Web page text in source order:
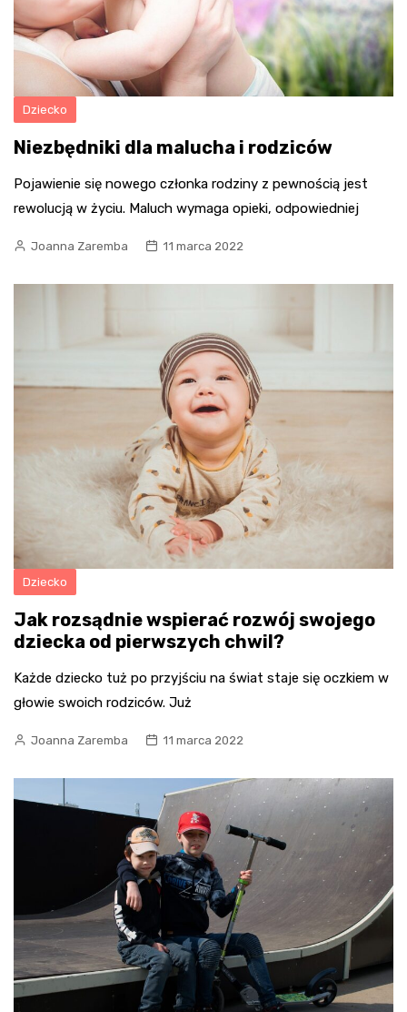
Dziecko
Niezbędniki dla malucha i rodziców
Pojawienie się nowego członka rodziny z pewnością jest
rewolucją w życiu. Maluch wymaga opieki, odpowiedniej
Joanna Zaremba 11 marca 2022
Dziecko
Jak rozsądnie wspierać rozwój swojego
dziecka od pierwszych chwil?
Każde dziecko tuż po przyjściu na świat staje się oczkiem w
głowie swoich rodziców. Już
Joanna Zaremba 11 marca 2022